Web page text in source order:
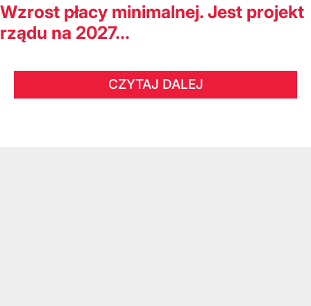
Wzrost płacy minimalnej. Jest projekt
rządu na 2027...
CZYTAJ DALEJ